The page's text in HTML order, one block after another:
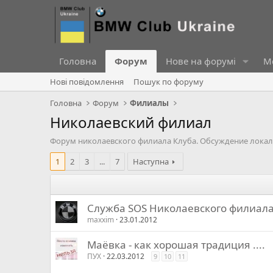
Головна Форум Нове на форумі
Нові повідомлення
Пошук по форуму
Головна
Форум Филиалы
Николаевский филиал
Форум николаевского филиала Клуба. Обсуждение
1
2 3 ... 7 Наступна
Служба SOS Николаевского филиала
maxxim 23.01.2012
Маёвка - как хорошая традиция ....
ПУХ 22.03.2012 9 10 11